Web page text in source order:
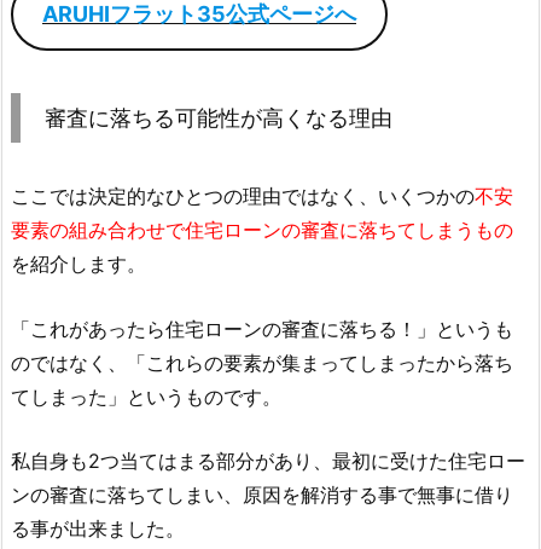
ARUHIフラット35公式ページへ
審査に落ちる可能性が高くなる理由
ここでは決定的なひとつの理由ではなく、いくつかの不安
要素の組み合わせで住宅ローンの審査に落ちてしまうもの
を紹介します。
「これがあったら住宅ローンの審査に落ちる！」というも
のではなく、「これらの要素が集まってしまったから落ち
てしまった」というものです。
私自身も2つ当てはまる部分があり、最初に受けた住宅ロー
ンの審査に落ちてしまい、原因を解消する事で無事に借り
る事が出来ました。